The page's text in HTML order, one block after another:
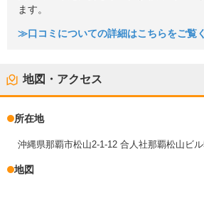
ます。
≫口コミについての詳細はこちらをご覧
地図・アクセス
所在地
沖縄県那覇市松山2-1-12 合人社那覇松山ビ
地図